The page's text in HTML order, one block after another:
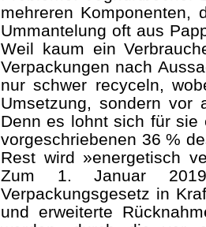
mehreren Komponenten,
Ummantelung oft aus
Weil kaum ein
Verpackungen nach
nur schwer recyceln,
Umsetzung, sondern vor
Denn es lohnt sich für
vorgeschriebenen 36 %
Rest wird »energetisch
Zum 1. Januar
Verpackungsgesetz in
und erweiterte